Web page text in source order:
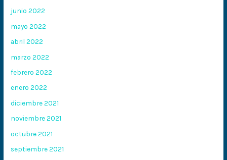
junio 2022
mayo 2022
abril 2022
marzo 2022
febrero 2022
enero 2022
diciembre 2021
noviembre 2021
octubre 2021
septiembre 2021